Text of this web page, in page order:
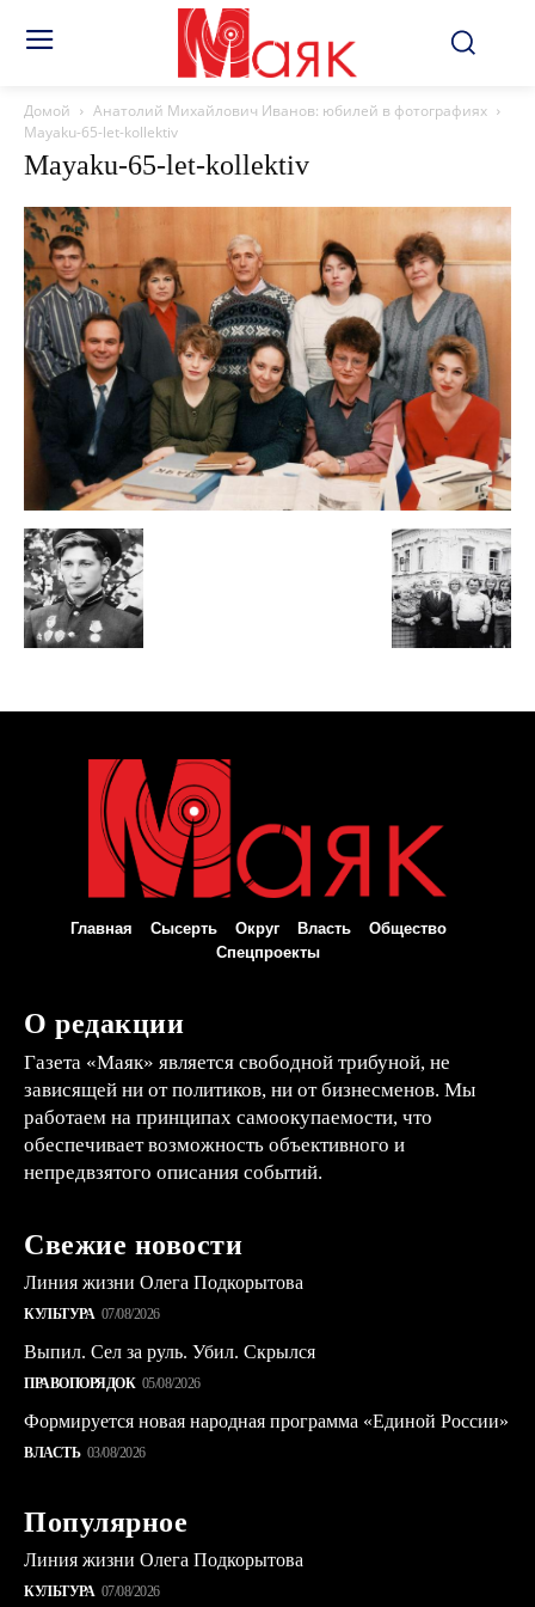
Домой
Анатолий Михайлович Иванов: юбилей в фотографиях
Mayaku-65-let-kollektiv
Mayaku-65-let-kollektiv
Главная Сысерть Округ Власть
Общество
Спецпроекты
О редакции
Газета «Маяк» является свободной трибуной, не
зависящей ни от политиков, ни от бизнесменов. Мы
работаем на принципах самоокупаемости, что
обеспечивает возможность объективного и
непредвзятого описания событий.
Свежие новости
Линия жизни Олега Подкорытова
КУЛЬТУРА 07/08/2026
Выпил. Сел за руль. Убил. Скрылся
ПРАВОПОРЯДОК 05/08/2026
Формируется новая народная программа «Единой России»
ВЛАСТЬ 03/08/2026
Популярное
Линия жизни Олега Подкорытова
КУЛЬТУРА 07/08/2026